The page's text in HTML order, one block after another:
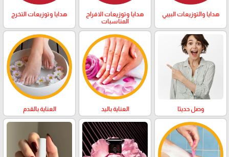
هدايا والتوزيعات البيبي
هدايا وتوزيعات الافراح
المناسبات
هدايا وتوزيعات التخرج
وصل حديثا العناية باليد العناية بالقدم